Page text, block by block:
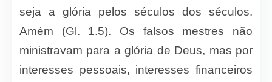
seja a glória pelos séculos dos séculos.
Amém (Gl. 1.5). Os falsos mestres não
ministravam para a glória de Deus, mas por
interesses pessoais, interesses financeiros